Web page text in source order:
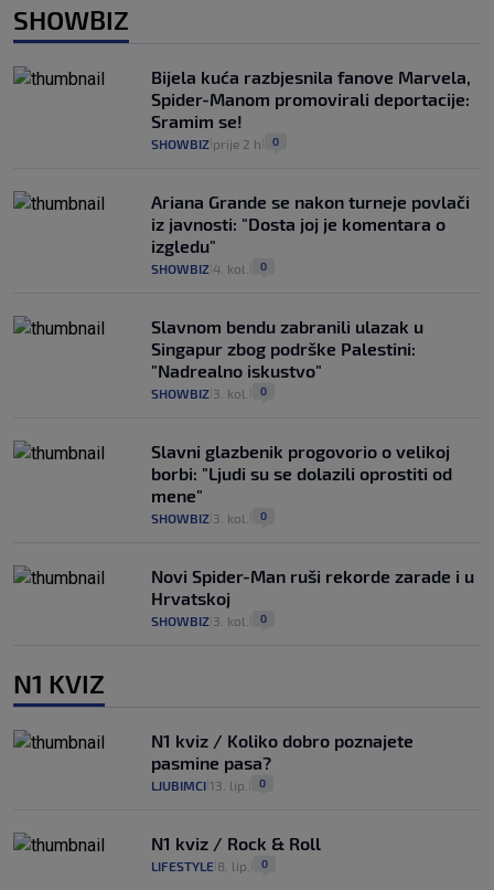
SHOWBIZ
Bijela kuća razbjesnila fanove Marvela,
Spider-Manom promovirali deportacije:
Sramim se!
SHOWBIZ prije 2 h 0
Ariana Grande se nakon turneje povlači
iz javnosti: "Dosta joj je komentara o
izgledu"
SHOWBIZ 4. kol. 0
Slavnom bendu zabranili ulazak u
Singapur zbog podrške Palestini:
"Nadrealno iskustvo"
SHOWBIZ 3. kol. 0
Slavni glazbenik progovorio o velikoj
borbi: "Ljudi su se dolazili oprostiti od
mene"
SHOWBIZ 3. kol. 0
Novi Spider-Man ruši rekorde zarade i u
Hrvatskoj
SHOWBIZ 3. kol. 0
N1 KVIZ
N1 kviz / Koliko dobro poznajete
pasmine pasa?
LJUBIMCI 13. lip. 0
N1 kviz / Rock & Roll
LIFESTYLE 8. lip. 0